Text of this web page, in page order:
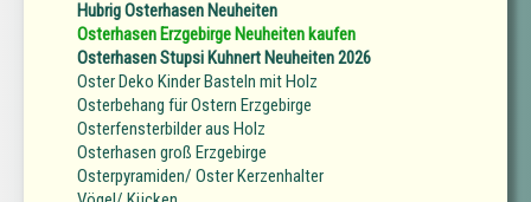
Hubrig Osterhasen Neuheiten
Osterhasen Erzgebirge Neuheiten kaufen
Osterhasen Stupsi Kuhnert Neuheiten 2026
Oster Deko Kinder Basteln mit Holz
Osterbehang für Ostern Erzgebirge
Osterfensterbilder aus Holz
Osterhasen groß Erzgebirge
Osterpyramiden/ Oster Kerzenhalter